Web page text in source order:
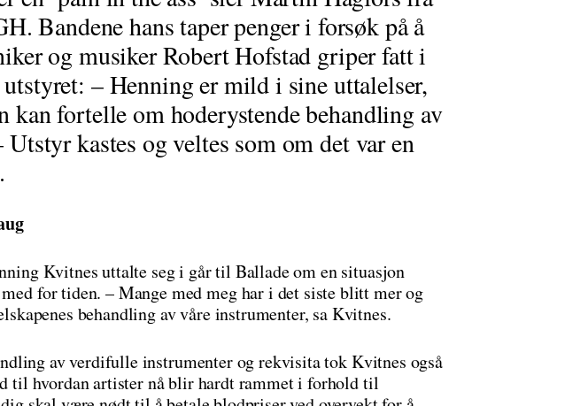
Bandene hans taper penger i forsøk på å
og musiker Robert Hofstad griper fatt i
– Henning er mild i sine uttalelser,
kan fortelle om hoderystende behandling av
Utstyr kastes og veltes som om det var en
Kvitnes uttalte seg i går til Ballade om en situasjon
for tiden. – Mange med meg har i det siste blitt mer og
behandling av våre instrumenter, sa Kvitnes.
av verdifulle instrumenter og rekvisita tok Kvitnes også
til hvordan artister nå blir hardt rammet i forhold til